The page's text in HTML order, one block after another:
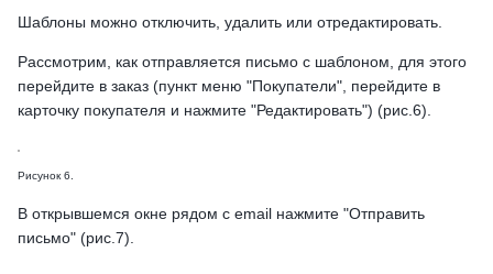
Шаблоны можно отключить, удалить или отредактировать.
Рассмотрим, как отправляется письмо с шаблоном, для этого
перейдите в заказ (пункт меню "Покупатели", перейдите в
карточку покупателя и нажмите "Редактировать") (рис.6).
Рисунок 6.
В открывшемся окне рядом с email нажмите "Отправить
письмо" (рис.7).